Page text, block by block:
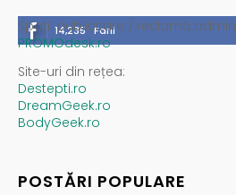
14,235 Fani
Spații publicitare / reclamă
PROMOdesk.ro
Site-uri din rețea:
Destepti.ro
DreamGeek.ro
BodyGeek.ro
POSTĂRI POPULARE